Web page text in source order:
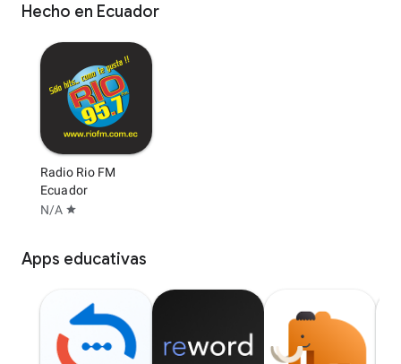
Hecho en Ecuador
Radio Rio FM
Ecuador
N/A star
Apps educativas